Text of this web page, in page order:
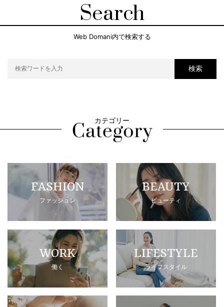
Search
Web Domani内で検索する
検索
カテゴリー
FASHION
ファッション
BEAUTY
ビューティ
WORK
働く
LIFESTYLE
ライフスタイル